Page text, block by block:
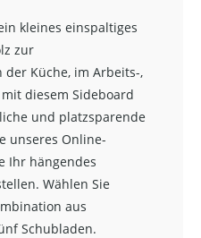
kleines einspaltiges
zur
Küche, im Arbeits-,
diesem Sideboard
und platzsparende
unseres Online-
Ihr hängendes
Wählen Sie
aus
Schubladen.